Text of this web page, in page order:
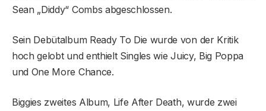
Sean „Diddy“ Combs abgeschlossen.
Sein Debütalbum Ready To Die wurde von der Kritik
hoch gelobt und enthielt Singles wie Juicy, Big Poppa
und One More Chance.
Biggies zweites Album, Life After Death, wurde zwei